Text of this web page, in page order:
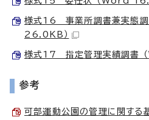
様式16 事業所調書兼実態調
26.0KB）
様式17 指定管理実績調書
参考
可部運動公園の管理に関する